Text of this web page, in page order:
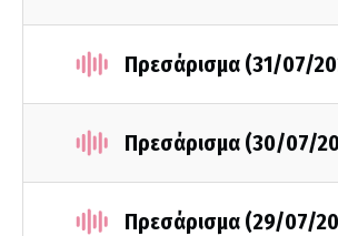
Πρεσάρισμα (31/07/
Πρεσάρισμα (30/07/
Πρεσάρισμα (29/07/